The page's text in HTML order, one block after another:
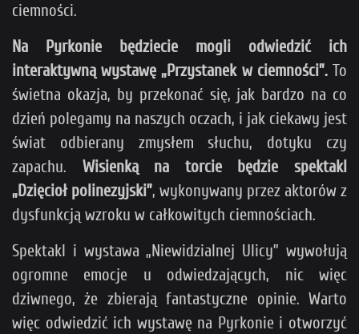
ciemności.
Na Pyrkonie będziecie mogli odwiedzić ich
interaktywną wystawę „Przystanek w ciemności”.To
świetna okazja, by przekonać się, jak bardzo na co
dzień polegamy na naszych oczach, i jak ciekawy jest
świat odbierany zmysłem słuchu, dotyku czy
zapachu. Wisienką na torcie będzie spektakl
„Dzięcioł polinezyjski”, wykonywany przez aktorów z
dysfunkcją wzroku w całkowitych ciemnościach.
Spektakl i wystawa „Niewidzialnej Ulicy” wywołują
ogromne emocje u odwiedzających, nic więc
dziwnego, że zbierają fantastyczne opinie. Warto
więc odwiedzić ich wystawę na Pyrkonie i otworzyć